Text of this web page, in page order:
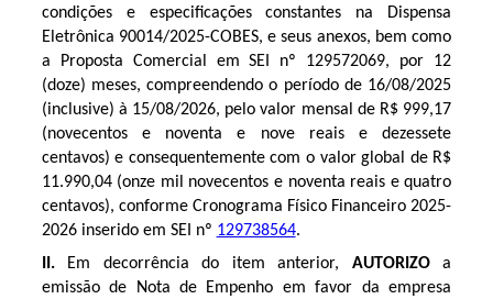
condições e especificações constantes na Dispensa
Eletrônica 90014/2025-COBES, e seus anexos, bem como
a Proposta Comercial em SEI nº 129572069, por 12
(doze) meses, compreendendo o período de 16/08/2025
(inclusive) à 15/08/2026, pelo valor mensal de R$ 999,17
(novecentos e noventa e nove reais e dezessete
centavos) e consequentemente com o valor global de R$
11.990,04 (onze mil novecentos e noventa reais e quatro
centavos), conforme Cronograma Físico Financeiro 2025-
2026 inserido em SEI nº 129738564.
II.Em decorrência do item anterior, AUTORIZOa
emissão de Nota de Empenho em favor da empresa